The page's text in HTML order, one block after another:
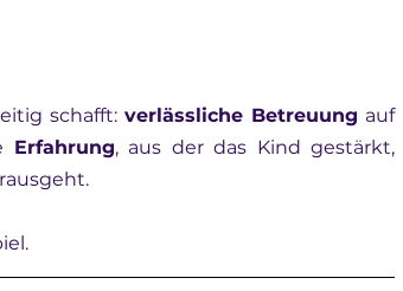
schafft: verlässliche Betreuung auf
Erfahrung, aus der das Kind gestärkt,